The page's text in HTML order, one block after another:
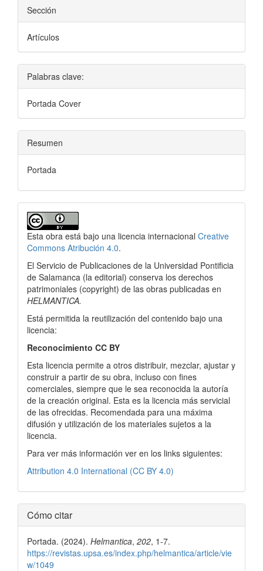
Sección
Artículos
Palabras clave:
Portada Cover
Resumen
Portada
Detalles
del
artículo
Esta obra está bajo una licencia internacional Creative
Commons Atribución 4.0.
El Servicio de Publicaciones de la Universidad Pontificia
de Salamanca (la editorial) conserva los derechos
patrimoniales (copyright) de las obras publicadas en
HELMANTICA.
Está permitida la reutilización del contenido bajo una
licencia:
Reconocimiento CC BY
Esta licencia permite a otros distribuir, mezclar, ajustar y
construir a partir de su obra, incluso con fines
comerciales, siempre que le sea reconocida la autoría
de la creación original. Esta es la licencia más servicial
de las ofrecidas. Recomendada para una máxima
difusión y utilización de los materiales sujetos a la
licencia.
Para ver más información ver en los links siguientes:
Attribution 4.0 International (CC BY 4.0)
Cómo citar
Portada. (2024). Helmantica, 202, 1-7.
https://revistas.upsa.es/index.php/helmantica/article/vie
w/1049